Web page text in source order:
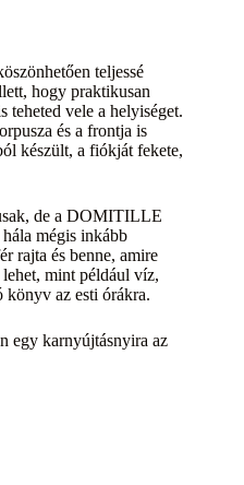
teljessé
hogy praktikusan
teheted vele a helyiséget.
és a frontja is
készült, a fiókját fekete,
de a DOMITILLE
mégis inkább
rajta és benne, amire
lehet, mint például víz,
könyv az esti órákra.
egy karnyújtásnyira az